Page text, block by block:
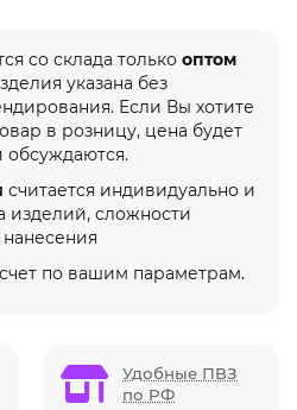
со склада только оптом
указана без
Если Вы хотите
в розницу, цена будет
обсуждаются.
считается индивидуально и
изделий, сложности
по вашим параметрам.
Удобные ПВЗ
по РФ